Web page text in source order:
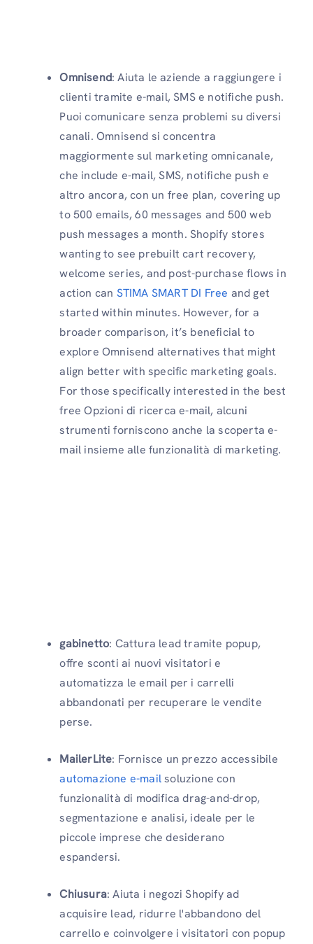
Omnisend: Aiuta le aziende a raggiungere i
clienti tramite e-mail, SMS e notifiche push.
Puoi comunicare senza problemi su diversi
canali. Omnisend si concentra
maggiormente sul marketing omnicanale,
che include e-mail, SMS, notifiche push e
altro ancora, con un free plan, covering up
to 500 emails, 60 messages and 500 web
push messages a month. Shopify stores
wanting to see prebuilt cart recovery,
welcome series, and post-purchase flows in
action can STIMA SMART DI Free and get
started within minutes. However, for a
broader comparison, it’s beneficial to
explore Omnisend alternatives that might
align better with specific marketing goals.
For those specifically interested in the best
free Opzioni di ricerca e-mail, alcuni
strumenti forniscono anche la scoperta e-
mail insieme alle funzionalità di marketing.
gabinetto: Cattura lead tramite popup,
offre sconti ai nuovi visitatori e
automatizza le email per i carrelli
abbandonati per recuperare le vendite
perse.
MailerLite: Fornisce un prezzo accessibile
automazione e-mailsoluzione con
funzionalità di modifica drag-and-drop,
segmentazione e analisi, ideale per le
piccole imprese che desiderano
espandersi.
Chiusura: Aiuta i negozi Shopify ad
acquisire lead, ridurre l'abbandono del
carrello e coinvolgere i visitatori con popup